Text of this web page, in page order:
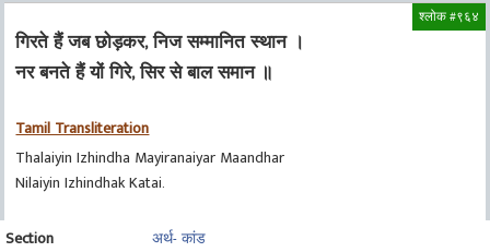
श्लोक #९६४
गिरते हैं जब छोड़कर, निज सम्मानित स्थान ।
नर बनते हैं यों गिरे, सिर से बाल समान ॥
Tamil Transliteration
Thalaiyin Izhindha Mayiranaiyar Maandhar
Nilaiyin Izhindhak Katai.
Section
अर्थ- कांड